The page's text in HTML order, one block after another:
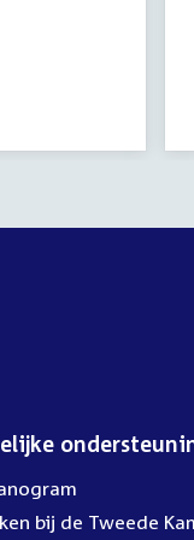
bij de Tweede